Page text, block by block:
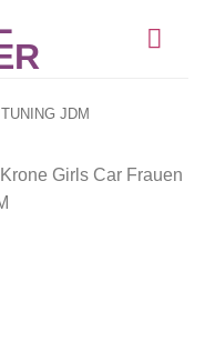
TUNING JDM